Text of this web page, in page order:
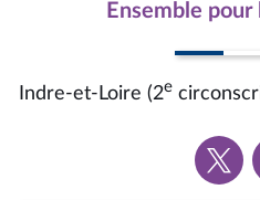
Ensemble pour
Indre-et-Loire (2e
Voir
la